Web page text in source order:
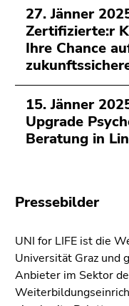
Zu
den
Seiteneinstellungen
(Benutzer/Sprache)
(Zugriffstaste
8)
27. Jänner
Zertifizierte:r
Ihre Chance
15. Jänner
Upgrade
Beratung in
Pressebilder
UNI for LIFE ist die
Universität Graz und
Anbieter im Sektor